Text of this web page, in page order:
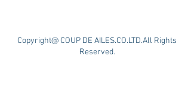
Copyright@ COUP DE AILES.CO.LTD.All Rights
Reserved.